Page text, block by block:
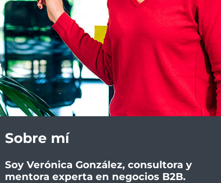
Sobre mí
Soy Verónica González, consultora y
mentora experta en negocios B2B.